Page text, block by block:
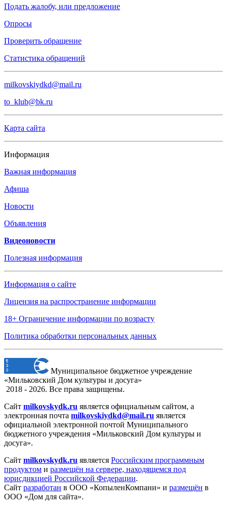
Подать жалобу, или предложение
Опросы
Проверить обращение
Статистика обращений
milkovskiydkd@mail.ru
to_klub@bk.ru
Карта сайта
Информация
Важная информация
Афиша
Новости
Объявления
Видеоновости
Полезная информация
Информация о сайте
Лицензия на распространение информации
18+ Ограничение информации по возрасту
Политика обработки персональных данных
Муниципальное бюджетное учреждение
«Мильковский Дом культуры и досуга»
2018 - 2026. Все права защищены.
Сайт milkovskydk.ru является официальным сайтом, а
электронная почта milkovskiydkd@mail.ru является
официальной электронной почтой Муниципального
бюджетного учреждения «Мильковский Дом культуры и
досуга».
Сайт milkovskydk.ru является Российским программным
продуктом и размещён на сервере, находящемся под
юрисдикцией Российской Федерации.
Сайт разработан в ООО «КопыленКомпани» и размещён в
ООО «Дом для сайта».